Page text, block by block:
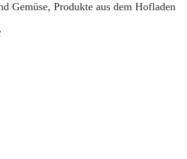
Gemüse, Produkte aus dem Hofladen